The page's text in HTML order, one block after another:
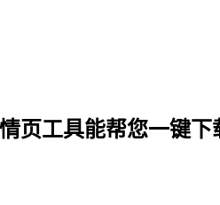
页工具能帮您一键